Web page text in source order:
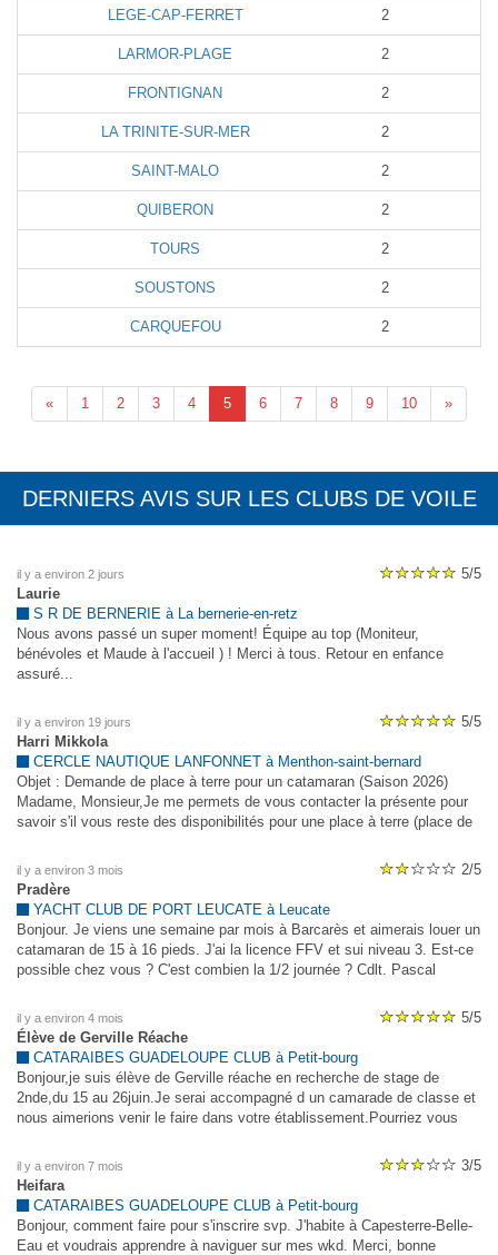
LEGE-CAP-FERRET 2
LARMOR-PLAGE 2
FRONTIGNAN 2
LA TRINITE-SUR-MER 2
SAINT-MALO 2
QUIBERON 2
TOURS 2
SOUSTONS 2
CARQUEFOU 2
« 1 2 3 4 5 6 7 8 9 10 »
DERNIERS AVIS SUR LES CLUBS DE VOILE
il y a environ 2 jours
5/5
Laurie
S R DE BERNERIE à La bernerie-en-retz
Nous avons passé un super moment! Équipe au top (Moniteur,
bénévoles et Maude à l'accueil ) ! Merci à tous. Retour en enfance
assuré...
il y a environ 19 jours
5/5
Harri Mikkola
CERCLE NAUTIQUE LANFONNET à Menthon-saint-bernard
Objet : Demande de place à terre pour un catamaran (Saison 2026)
Madame, Monsieur,Je me permets de vous contacter la présente pour
savoir s'il vous reste des disponibilités pour une place à terre (place de
Hurricane. Voici les caractéristiques du bateau :Longueur : 4,99 m
Largeur : 2,33 m
il y a environ 3 mois
2/5
Pradère
YACHT CLUB DE PORT LEUCATE à Leucate
Bonjour. Je viens une semaine par mois à Barcarès et aimerais louer un
catamaran de 15 à 16 pieds. J'ai la licence FFV et sui niveau 3. Est-ce
possible chez vous ? C'est combien la 1/2 journée ? Cdlt. Pascal
il y a environ 4 mois
5/5
Élève de Gerville Réache
CATARAIBES GUADELOUPE CLUB à Petit-bourg
Bonjour,je suis élève de Gerville réache en recherche de stage de
2nde,du 15 au 26juin.Je serai accompagné d un camarade de classe et
nous aimerions venir le faire dans votre établissement.Pourriez vous
il y a environ 7 mois
3/5
Heifara
CATARAIBES GUADELOUPE CLUB à Petit-bourg
Bonjour, comment faire pour s'inscrire svp. J'habite à Capesterre-Belle-
Eau et voudrais apprendre à naviguer sur mes wkd. Merci, bonne